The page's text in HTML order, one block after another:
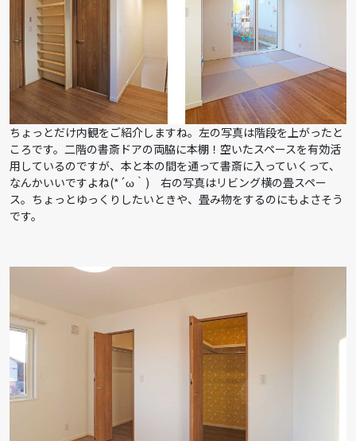
ちょっとだけ内観をご紹介しますね。左の写真は階段を上がったと
ころです。二階の書斎ドアの両脇に本棚！空いたスペースを有効活
用しているのですが、本と本の間を通って書斎に入っていくって、
なんかいいですよね(*´ω｀) 右の写真はリビング横の畳スペー
ス。ちょっとゆっくりしたいときや、畳み物をするのにもよさそう
です。